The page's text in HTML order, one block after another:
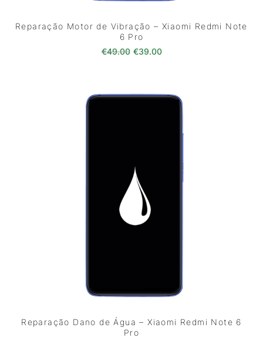
Reparação Motor de Vibração – Xiaomi Redmi Note
6 Pro
€49.00 O preço original era: €49.00.
€39.00O preço atual é:
Reparação Dano de Água – Xiaomi Redmi Note 6
Pro